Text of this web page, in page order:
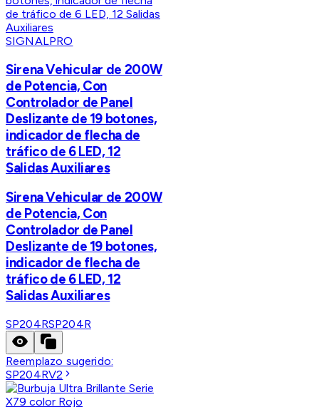
SIGNALPRO
Sirena Vehicular de 200W
de Potencia, Con
Controlador de Panel
Deslizante de 19 botones,
indicador de flecha de
tráfico de 6 LED, 12
Salidas Auxiliares
Sirena Vehicular de 200W
de Potencia, Con
Controlador de Panel
Deslizante de 19 botones,
indicador de flecha de
tráfico de 6 LED, 12
Salidas Auxiliares
SP204RSP204R
Reemplazo sugerido:
SP204RV2